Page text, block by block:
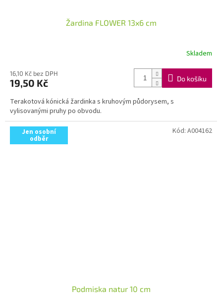
Žardina FLOWER 13x6 cm
Skladem
16,10 Kč bez DPH
19,50 Kč Do košíku
Terakotová kónická žardinka s kruhovým půdorysem, s
vylisovanými pruhy po obvodu.
Jen osobní
odběr
Podmiska natur 10 cm
Kód: A004162